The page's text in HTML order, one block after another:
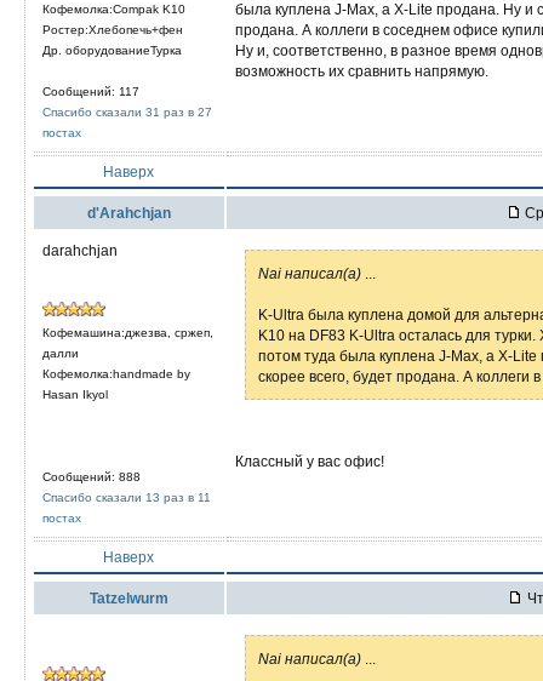
Кофемолка:Compak K10
Ростер:Хлебопечь+фен
Др. оборудованиеТурка
Сообщений: 117
Спасибо сказали 31 раз в 27
постах
была куплена J-Max, а X-Lite продана. Ну и
продана. А коллеги в соседнем офисе
Ну и, соответственно, в разное время
возможность их сравнить напрямую.
Наверх
d'Arahchjan
darahchjan
Кофемашина:джезва, сржеп,
далли
Кофемолка:handmade by
Hasan Ikyol
Сообщений: 888
Спасибо сказали 13 раз в 11
постах
Nai написал(а)
K-Ultra была куплена домой для
K10 на DF83 K-Ultra осталась для
потом туда была куплена J-Max, а X-
скорее всего, будет продана. А коллеги
Классный у вас офис!
Наверх
Tatzelwurm
Nai написал(а)